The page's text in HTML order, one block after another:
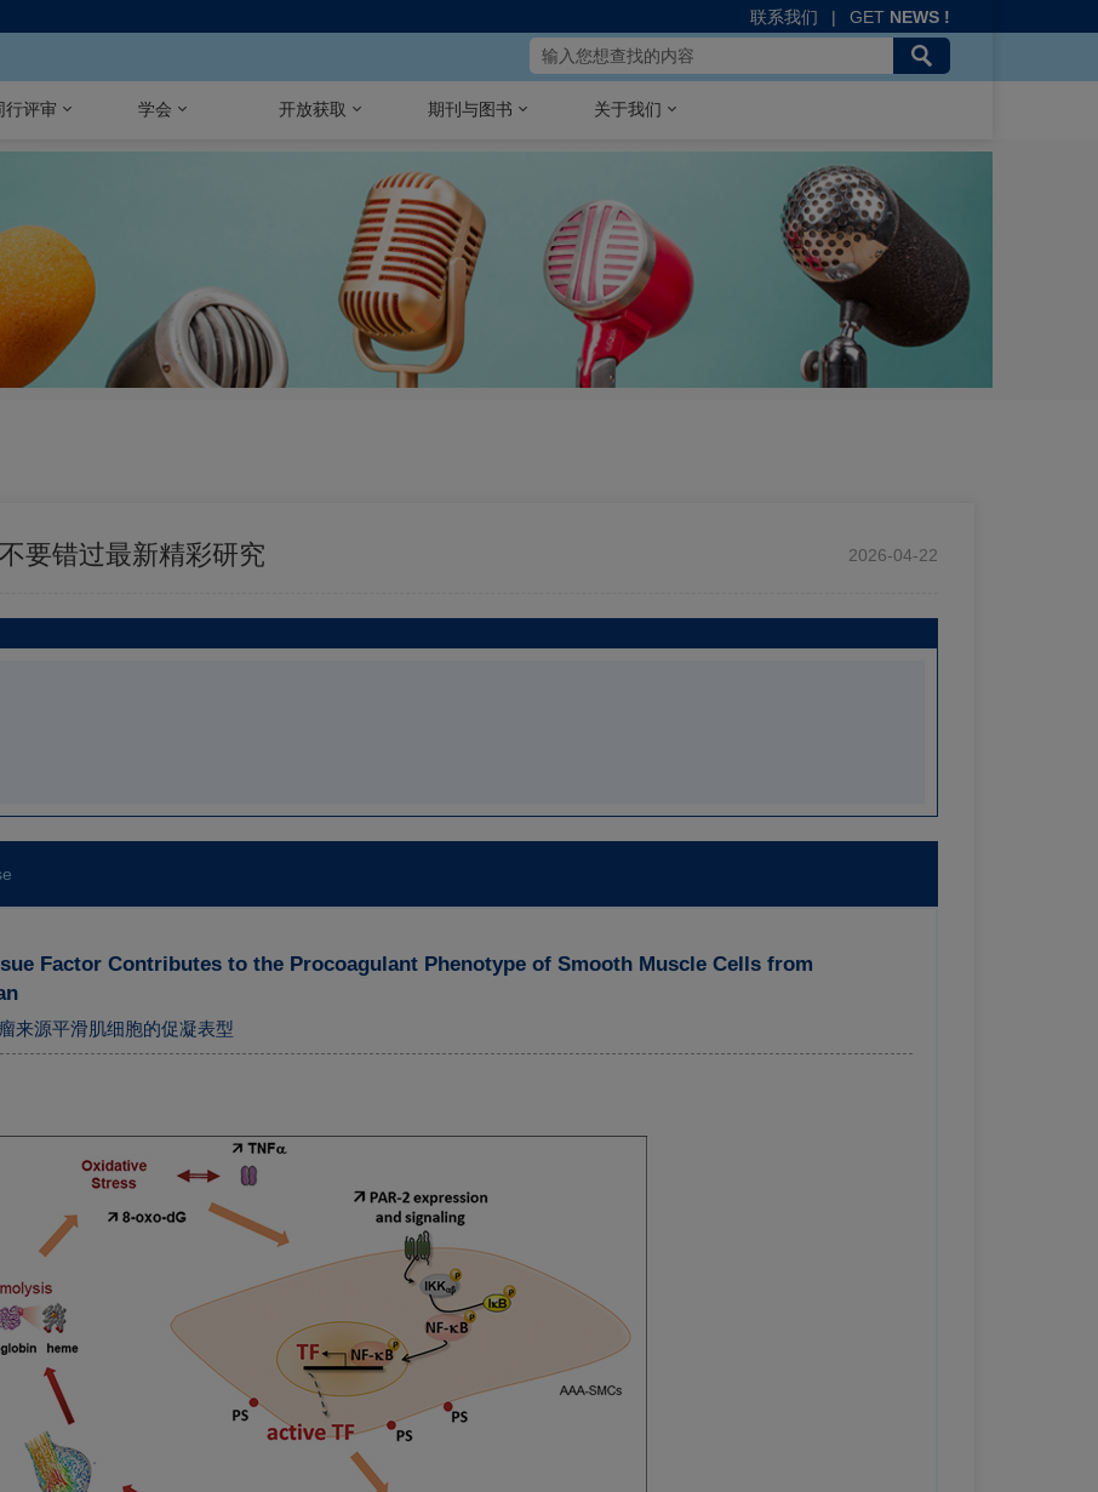
联系我们 | GET NEWS !
行评审 学会 开放获取 期刊与图书 关于我们
要错过最新精彩研究 2026-04-22
Factor Contributes to the Procoagulant Phenotype of Smooth Muscle Cells from
来源平滑肌细胞的促凝表型